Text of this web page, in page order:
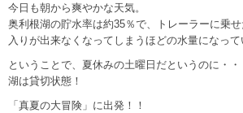
今日も朝から爽やかな天気。
奥利根湖の貯水率は約35％で、トレーラーに乗
入りが出来なくなってしまうほどの水量になって
ということで、夏休みの土曜日だというのに・・
湖は貸切状態！
「真夏の大冒険」に出発！！